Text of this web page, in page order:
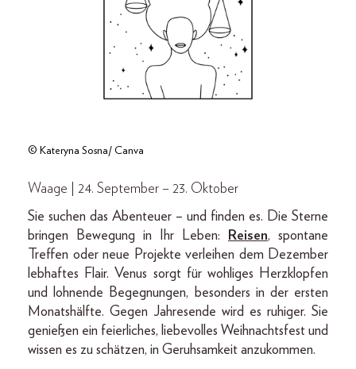
© Kateryna Sosna/ Canva
Waage | 24. September – 23. Oktober
Sie suchen das Abenteuer – und finden es. Die Sterne
bringen Bewegung in Ihr Leben:
Reisen, spontane
Treffen oder neue Projekte verleihen dem Dezember
lebhaftes Flair. Venus sorgt für wohliges Herzklopfen
und lohnende Begegnungen, besonders in der ersten
Monatshälfte. Gegen Jahresende wird es ruhiger. Sie
genießen ein feierliches, liebevolles Weihnachtsfest und
wissen es zu schätzen, in Geruhsamkeit anzukommen.